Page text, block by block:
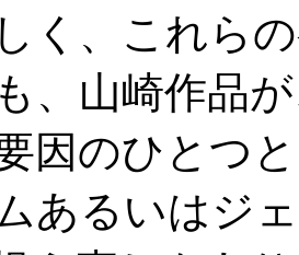
く、これら
、山崎作品
因のひとつ
あるいはジ